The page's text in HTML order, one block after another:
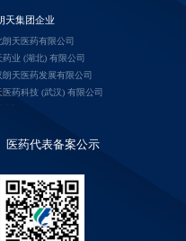
Injection
慢性支气管炎急性加
新生儿的婴儿呼吸窘迫
天集团企业
朗天医药有限公司
药业 (湖北) 有限公司
朗天医药发展有限公司
医药科技 (武汉) 有限公司
医药代表备案公示